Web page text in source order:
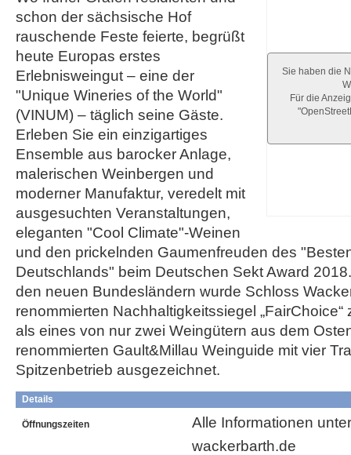
Sie haben die
Für die
schon der sächsische Hof
rauschende Feste feierte, begrüßt
heute Europas erstes
Erlebnisweingut – eine der
"Unique Wineries of the World"
(VINUM) – täglich seine Gäste.
Erleben Sie ein einzigartiges
Ensemble aus barocker Anlage,
malerischen Weinbergen und
moderner Manufaktur, veredelt mit
ausgesuchten Veranstaltungen,
eleganten "Cool Climate"-Weinen
und den prickelnden Gaumenfreuden des
Deutschlands" beim Deutschen Sekt Award
den neuen Bundesländern wurde Schloss
renommierten Nachhaltigkeitssiegel „FairChoice“
als eines von nur zwei Weingütern aus dem
renommierten Gault&Millau Weinguide mit vier
Spitzenbetrieb ausgezeichnet.
Details
Öffnungszeiten
Alle Informationen
wackerbarth.de